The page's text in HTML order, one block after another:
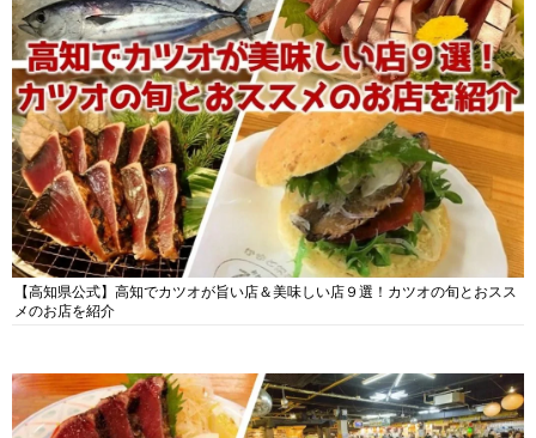
【高知県公式】高知でカツオが旨い店＆美味しい店９選！カツオの旬とおスス
メのお店を紹介